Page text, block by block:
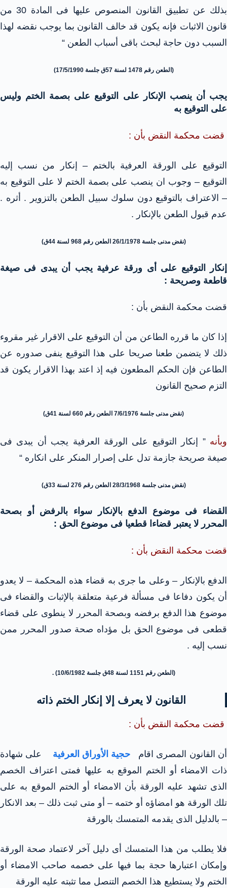
بذلك عن تطبيق القانون المنصوص عليها فى المادة 30 من
قانون الاثبات فإنه يكون قد خالف القانون بما يوجب نقضه لهذا
السبب دون حاجة لبحث باقى أسباب الطعن “
(الطعن رقم 1478 لسنة 57ق جلسة 17/5/1990)
يجب أن ينصب الإنكار على التوقيع على بصمة الختم وليس
على التوقيع به
قضت محكمة النقض بأن :
التوقيع على الورقة العرفية بالختم – إنكار من نسب إليه
التوقيع – وجوب ان ينصب على بصمة الختم لا على التوقيع به
– الاعتراف بالتوقيع دون سلوك سبيل الطعن بالتزوير . أثره .
عدم قبول الطعن بالإنكار .
(نقض مدنى جلسة 26/1/1978 الطعن رقم 968 لسنة 44ق)
إنكار التوقيع على أى ورقة عرفية يجب أن يبدى فى صيغة
قاطعة وصريحة :
قضت محكمة النقض بأن :
إذا كان ما قرره الطاعن من أن التوقيع على الاقرار غير مقروء
ذلك لا يتضمن طعنا صريحا على هذا التوقيع ينفى صدوره عن
الطاعن فإن الحكم المطعون فيه إذ اعتد بهذا الاقرار يكون قد
التزم صحيح القانون
(نقض مدنى جلسة 7/6/1976 الطعن رقم 660 لسنة 41ق)
وبأنه ” إنكار التوقيع على الورقة العرفية يجب أن يبدى فى
صيغة صريحة جازمة تدل على إصرار المنكر على انكاره “
(نقض مدنى جلسة 28/3/1968 الطعن رقم 276 لسنة 33ق)
القضاء فى موضوع الدفع بالإنكار سواء بالرفض أو بصحة
المحرر لا يعتبر قضاءا قطعيا فى موضوع الحق :
قضت محكمة النقض بأن :
الدفع بالإنكار – وعلى ما جرى به قضاء هذه المحكمة – لا يعدو
أن يكون دفاعا فى مسألة فرعية متعلقة بالإثبات والقضاء فى
موضوع هذا الدفع برفضه وبصحة المحرر لا ينطوى على قضاء
قطعى فى موضوع الحق بل مؤداه صحة صدور المحرر ممن
نسب إليه .
(الطعن رقم 1151 لسنة 48ق جلسة 10/6/1982) .
القانون لا يعرف إلا إنكار الختم ذاته
قضت محكمة النقض بأن :
أن القانون المصرى اقام حجية الأوراق العرفية
على شهادة
ذات الامضاء أو الختم الموقع به عليها فمتى اعتراف الخصم
الذى تشهد عليه الورقة بأن الامضاء أو الختم الموقع به على
تلك الورقة هو امضاؤه أو ختمه – أو متى ثبت ذلك – بعد الانكار
– بالدليل الذى يقدمه المتمسك بالورقة
فلا يطلب من هذا المتمسك أى دليل آخر لاعتماد صحة الورقة
وإمكان اعتبارها حجة بما فيها على خصمه صاحب الامضاء أو
الختم ولا يستطيع هذا الخصم التنصل مما تثبته عليه الورقة